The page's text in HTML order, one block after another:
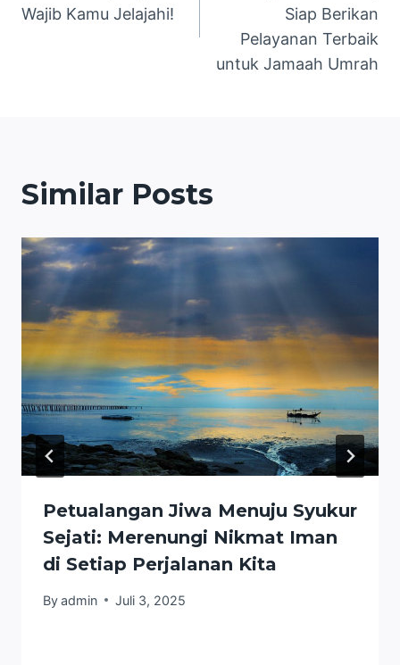
Wajib Kamu Jelajahi!
Siap Berikan
Pelayanan Terbaik
untuk Jamaah Umrah
Similar Posts
Petualangan Jiwa Menuju Syukur
Sejati: Merenungi Nikmat Iman
di Setiap Perjalanan Kita
Byadmin Juli 3, 2025